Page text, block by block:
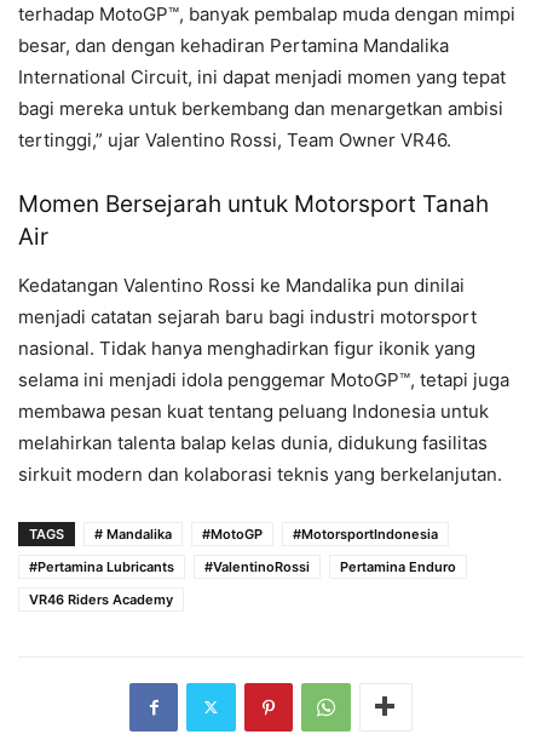
terhadap MotoGP™, banyak pembalap muda dengan mimpi
besar, dan dengan kehadiran Pertamina Mandalika
International Circuit, ini dapat menjadi momen yang tepat
bagi mereka untuk berkembang dan menargetkan ambisi
tertinggi,” ujar Valentino Rossi, Team Owner VR46.
Momen Bersejarah untuk Motorsport Tanah
Air
Kedatangan Valentino Rossi ke Mandalika pun dinilai
menjadi catatan sejarah baru bagi industri motorsport
nasional. Tidak hanya menghadirkan figur ikonik yang
selama ini menjadi idola penggemar MotoGP™, tetapi juga
membawa pesan kuat tentang peluang Indonesia untuk
melahirkan talenta balap kelas dunia, didukung fasilitas
sirkuit modern dan kolaborasi teknis yang berkelanjutan.
TAGS # Mandalika #MotoGP
#MotorsportIndonesia
#Pertamina Lubricants
#ValentinoRossi
Pertamina Enduro
VR46 Riders Academy